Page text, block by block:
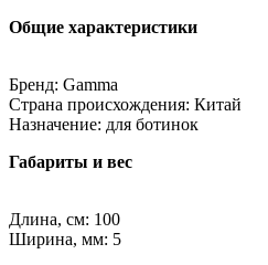
Общие характеристики
Бренд: Gamma
Страна происхождения: Китай
Назначение: для ботинок
Габариты и вес
Длина, см: 100
Ширина, мм: 5